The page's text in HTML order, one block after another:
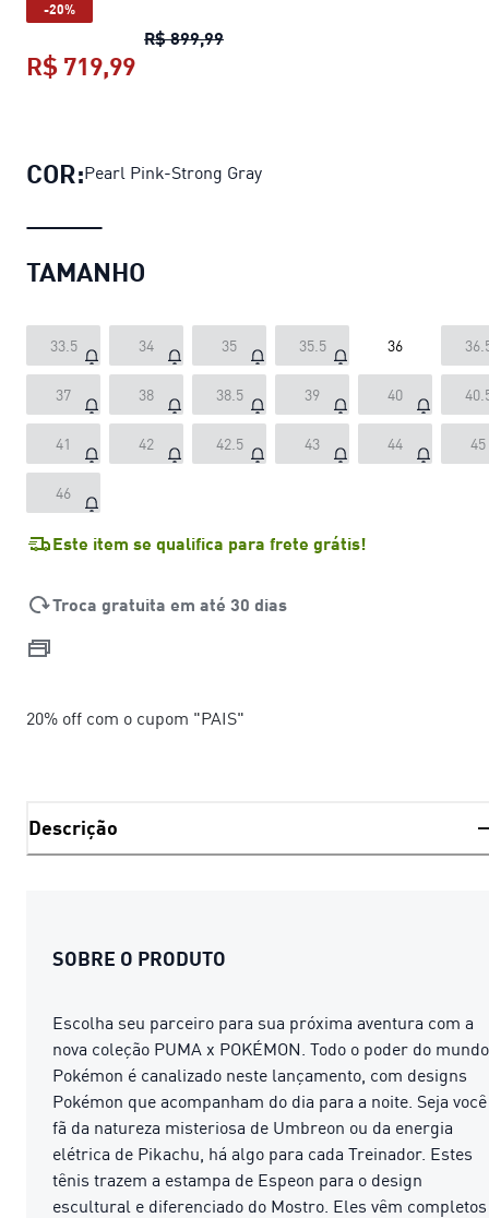
-20%
R$ 899,99Tênis Mostro PUMA x Pokémon
R$ 719,99
COR:Pearl Pink-Strong Gray
TAMANHO
33.5 34 35 35.5 36
37 38 38.5 39 40
41 42 42.5 43 44 45
46
Este item se qualifica para frete grátis!
Troca gratuita em até 30 dias
20% off com o cupom "PAIS"
Descrição
SOBRE O PRODUTO
Escolha seu parceiro para sua próxima aventura com a
nova coleção PUMA x POKÉMON. Todo o poder do mundo
Pokémon é canalizado neste lançamento, com designs
Pokémon que acompanham do dia para a noite. Seja você
fã da natureza misteriosa de Umbreon ou da energia
elétrica de Pikachu, há algo para cada Treinador. Estes
tênis trazem a estampa de Espeon para o design
escultural e diferenciado do Mostro. Eles vêm completos